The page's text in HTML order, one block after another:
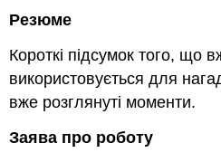
Резюме
Короткі підсумок того, що
використовується для
вже розглянуті моменти.
Заява про роботу